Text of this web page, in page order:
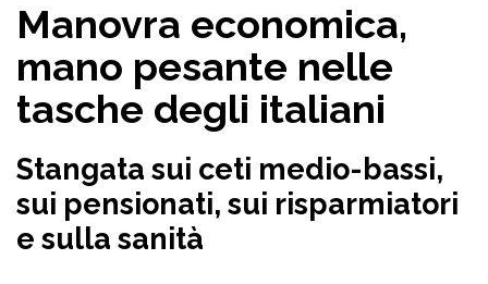
Manovra economica,
mano pesante nelle
tasche degli italiani
Stangata sui ceti medio-bassi,
sui pensionati, sui risparmiatori
e sulla sanità